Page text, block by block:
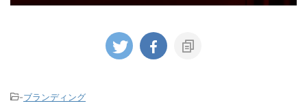
-ブランディング